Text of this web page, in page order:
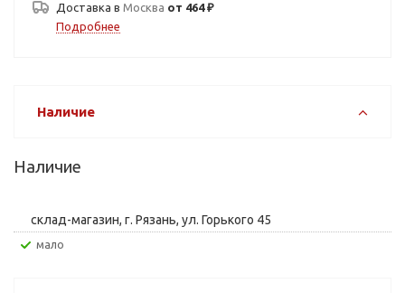
Доставка в Москва от 464 ₽
Подробнее
Наличие
Наличие
склад-магазин, г. Рязань, ул. Горького 45
Мало